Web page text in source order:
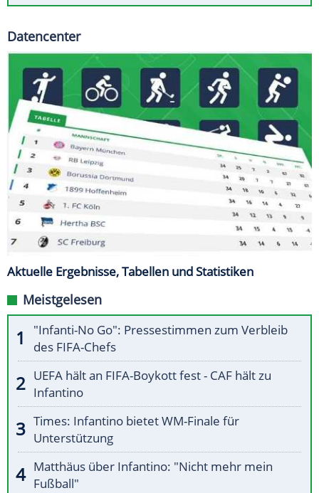
Datencenter
Aktuelle Ergebnisse, Tabellen und Statistiken
Meistgelesen
"Infanti-No Go": Pressestimmen zum Verbleib
des FIFA-Chefs
UEFA hält an FIFA-Boykott fest - CAF hält zu
Infantino
Times: Infantino bietet WM-Finale für
Unterstützung
Matthäus über Infantino: "Nicht mehr mein
Fußball"